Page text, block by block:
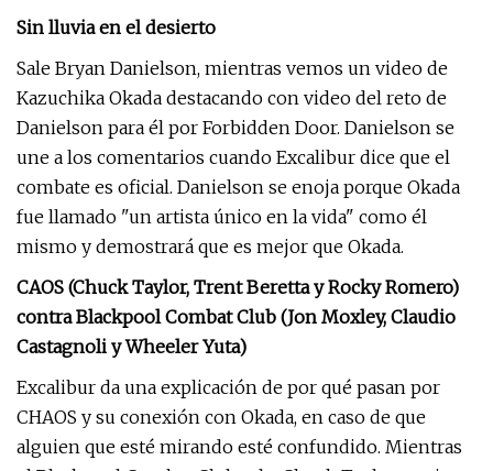
Sin lluvia en el desierto
Sale Bryan Danielson, mientras vemos un video de
Kazuchika Okada destacando con video del reto de
Danielson para él por Forbidden Door. Danielson se
une a los comentarios cuando Excalibur dice que el
combate es oficial. Danielson se enoja porque Okada
fue llamado "un artista único en la vida" como él
mismo y demostrará que es mejor que Okada.
CAOS (Chuck Taylor, Trent Beretta y Rocky Romero)
contra Blackpool Combat Club (Jon Moxley, Claudio
Castagnoli y Wheeler Yuta)
Excalibur da una explicación de por qué pasan por
CHAOS y su conexión con Okada, en caso de que
alguien que esté mirando esté confundido. Mientras